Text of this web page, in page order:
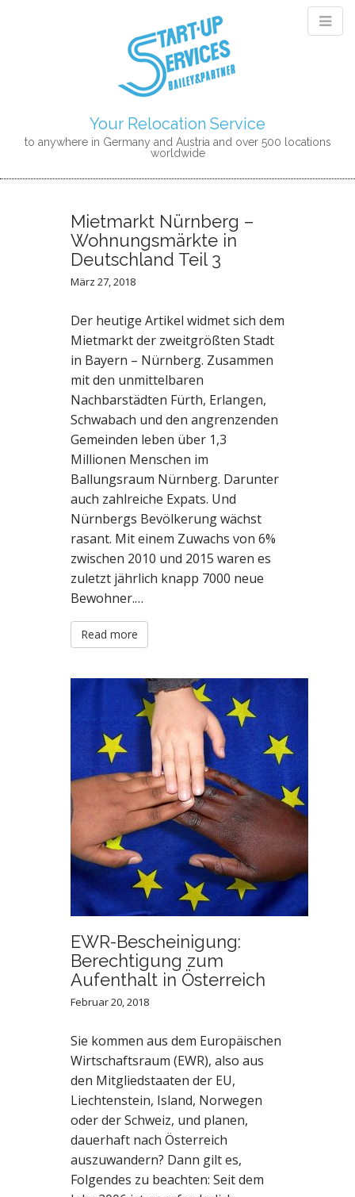
Your Relocation Service
to anywhere in Germany and Austria and over 500 locations
worldwide
M
Mietmarkt Nürnberg –
Wohnungsmärkte in
Deutschland Teil 3
März 27, 2018
Der heutige Artikel widmet sich dem
Mietmarkt der zweitgrößten Stadt
in Bayern – Nürnberg. Zusammen
mit den unmittelbaren
Nachbarstädten Fürth, Erlangen,
Schwabach und den angrenzenden
Gemeinden leben über 1,3
Millionen Menschen im
Ballungsraum Nürnberg. Darunter
auch zahlreiche Expats. Und
Nürnbergs Bevölkerung wächst
rasant. Mit einem Zuwachs von 6%
zwischen 2010 und 2015 waren es
zuletzt jährlich knapp 7000 neue
Bewohner.…
Read more
EWR-Bescheinigung:
Berechtigung zum
Aufenthalt in Österreich
Februar 20, 2018
Sie kommen aus dem Europäischen
Wirtschaftsraum (EWR), also aus
den Mitgliedstaaten der EU,
Liechtenstein, Island, Norwegen
oder der Schweiz, und planen,
dauerhaft nach Österreich
auszuwandern? Dann gilt es,
Folgendes zu beachten: Seit dem